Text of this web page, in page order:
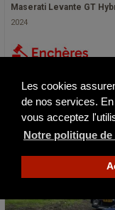
Les cookies
de nos services.
vous acceptez
Notre politique
Maserati Levante GT
2024
Publié il y a 5 jours
NOUVEAU